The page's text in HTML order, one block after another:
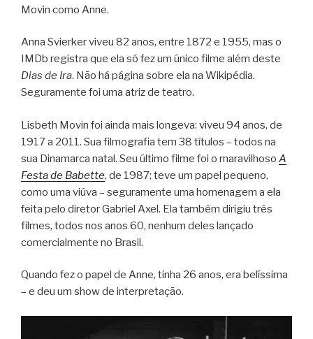
Movin como Anne.
Anna Svierker viveu 82 anos, entre 1872 e 1955, mas o
IMDb registra que ela só fez um único filme além deste
Dias de Ira. Não há página sobre ela na Wikipédia.
Seguramente foi uma atriz de teatro.
Lisbeth Movin foi ainda mais longeva: viveu 94 anos, de
1917 a 2011. Sua filmografia tem 38 títulos – todos na
sua Dinamarca natal. Seu último filme foi o maravilhoso A
Festa de Babette, de 1987; teve um papel pequeno,
como uma viúva – seguramente uma homenagem a ela
feita pelo diretor Gabriel Axel. Ela também dirigiu três
filmes, todos nos anos 60, nenhum deles lançado
comercialmente no Brasil.
Quando fez o papel de Anne, tinha 26 anos, era belíssima
– e deu um show de interpretação.